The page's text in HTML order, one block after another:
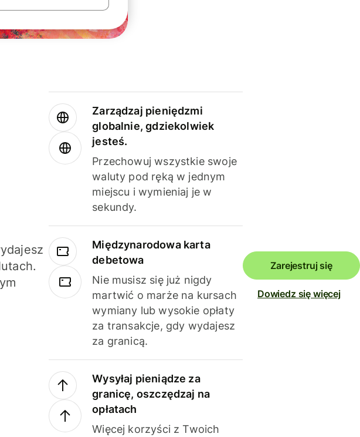
Zarządzaj pieniędzmi
globalnie, gdziekolwiek
jesteś.
Przechowuj wszystkie swoje
waluty pod ręką w jednym
miejscu i wymieniaj je w
sekundy.
Międzynarodowa karta
debetowa
Nie musisz się już nigdy
martwić o marże na kursach
wymiany lub wysokie opłaty
za transakcje, gdy wydajesz
za granicą.
Wysyłaj pieniądze za
granicę, oszczędzaj na
opłatach
Więcej korzyści z Twoich
Zarejestruj się
Dowiedz się więcej